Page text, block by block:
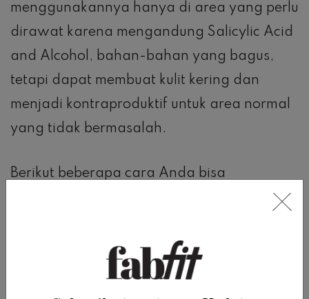
menggunakannya hanya di area yang perlu
dirawat karena mengandung Salicylic Acid
and Alcohol, bahan-bahan yang bagus,
tetapi dapat membuat kulit kering dan
menjadi kontraproduktif untuk area normal
yang tidak bermasalah.
Berikut beberapa cara Anda bisa
– Sebagai pengobatan jerawat, noda
jerawat dan bintik hitam